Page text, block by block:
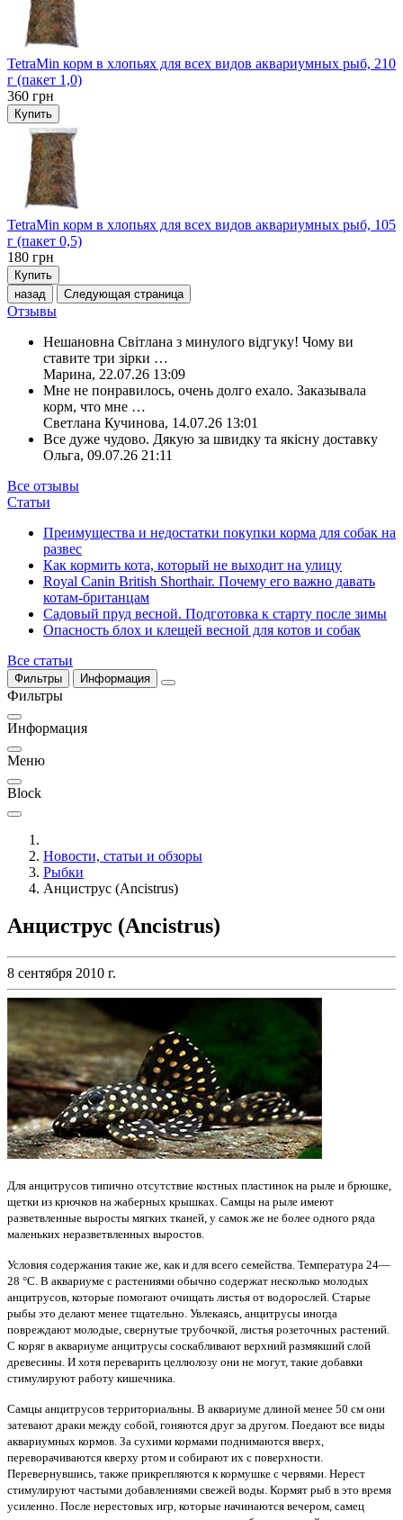
TetraMin корм в хлопьях для всех видов аквариумных рыб, 210
г (пакет 1,0)
360 грн
Купить
TetraMin корм в хлопьях для всех видов аквариумных рыб, 105
г (пакет 0,5)
180 грн
Купить
назад
Следующая страница
Отзывы
Нешановна Світлана з минулого відгуку! Чому ви
ставите три зірки …
Марина, 22.07.26 13:09
Мне не понравилось, очень долго ехало. Заказывала
корм, что мне …
Светлана Кучинова, 14.07.26 13:01
Все дуже чудово. Дякую за швидку та якісну доставку
Ольга, 09.07.26 21:11
Все отзывы
Статьи
Преимущества и недостатки покупки корма для собак на
развес
Как кормить кота, который не выходит на улицу
Royal Canin British Shorthair. Почему его важно давать
котам-британцам
Садовый пруд весной. Подготовка к старту после зимы
Опасность блох и клещей весной для котов и собак
Все статьи
Фильтры Информация
Фильтры
Информация
Меню
Block
Новости, статьи и обзоры
Рыбки
Анциструс (Ancistrus)
Анциструс (Ancistrus)
8 сентября 2010 г.
Для анцитрусов типично отсутствие костных пластинок на рыле и брюшке,
щетки из крючков на жабер­ных крышках. Самцы на рыле имеют
разветвленные выросты мягких тканей, у самок же не более одного ряда
малень­ких неразветвленных вы­ростов.
Условия содержания такие же, как и для всего семейства. Температура 24—
28 °С. В аквариуме с растениями обыч­но содержат несколько мо­лодых
анцитрусов, которые помогают очищать листья от водорослей. Старые
рыбы это делают менее тщательно. Увлекаясь, анцитрусы иногда
повреждают мо­лодые, свернутые трубочкой, листья розеточных растений.
С коряг в аквариуме анцитрусы со­скабливают верхний раз­мякший слой
древесины. И хотя переварить целлюлозу они не могут, такие добавки
стимулируют работу кишеч­ника.
Самцы анцитрусов территориальны. В аквариуме длиной менее 50 см они
затевают драки между собой, гоняются друг за дру­гом. Поедают все виды
ак­вариумных кормов. За сухи­ми кормами поднимаются вверх,
переворачиваются квер­ху ртом и собирают их с поверхности.
Перевернувшись, также прикрепляются к кор­мушке с червями. Нерест
стимулируют частыми добавлениями свежей воды. Кормят рыб в это время
усиленно. После нерестовых игр, которые начинаются вече­ром, самец